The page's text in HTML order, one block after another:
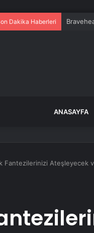
Dakika Haberleri
ANASAYFA
Fantezilerinizi Ateşleyecek ve